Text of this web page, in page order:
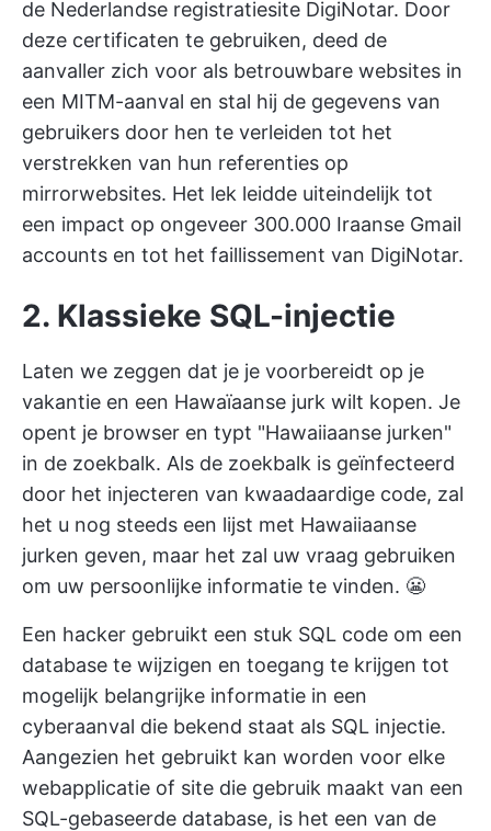
de Nederlandse registratiesite DigiNotar. Door
deze certificaten te gebruiken, deed de
aanvaller zich voor als betrouwbare websites in
een MITM-aanval en stal hij de gegevens van
gebruikers door hen te verleiden tot het
verstrekken van hun referenties op
mirrorwebsites. Het lek leidde uiteindelijk tot
een impact op ongeveer 300.000 Iraanse Gmail
accounts en tot het faillissement van DigiNotar.
2. Klassieke SQL-injectie
Laten we zeggen dat je je voorbereidt op je
vakantie en een Hawaïaanse jurk wilt kopen. Je
opent je browser en typt "Hawaiiaanse jurken"
in de zoekbalk. Als de zoekbalk is geïnfecteerd
door het injecteren van kwaadaardige code, zal
het u nog steeds een lijst met Hawaiiaanse
jurken geven, maar het zal uw vraag gebruiken
om uw persoonlijke informatie te vinden. 😬
Een hacker gebruikt een stuk SQL code om een
database te wijzigen en toegang te krijgen tot
mogelijk belangrijke informatie in een
cyberaanval die bekend staat als SQL injectie.
Aangezien het gebruikt kan worden voor elke
webapplicatie of site die gebruik maakt van een
SQL-gebaseerde database, is het een van de